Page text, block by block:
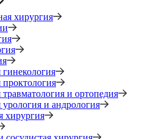
хирургия
и ортопедия
и андрология
хирургия